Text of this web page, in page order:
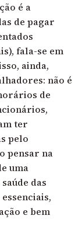
é a
de pagar
fala-se em
ainda,
não é
de
ter
pelo
pensar na
uma
das
e bem